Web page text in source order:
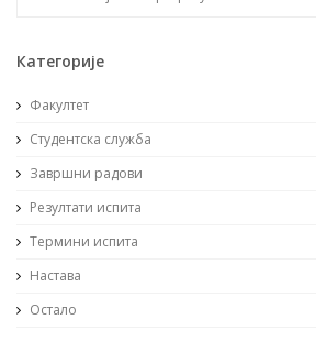
Категорије
Факултет
Студентска служба
Завршни радови
Резултати испита
Термини испита
Настава
Остало